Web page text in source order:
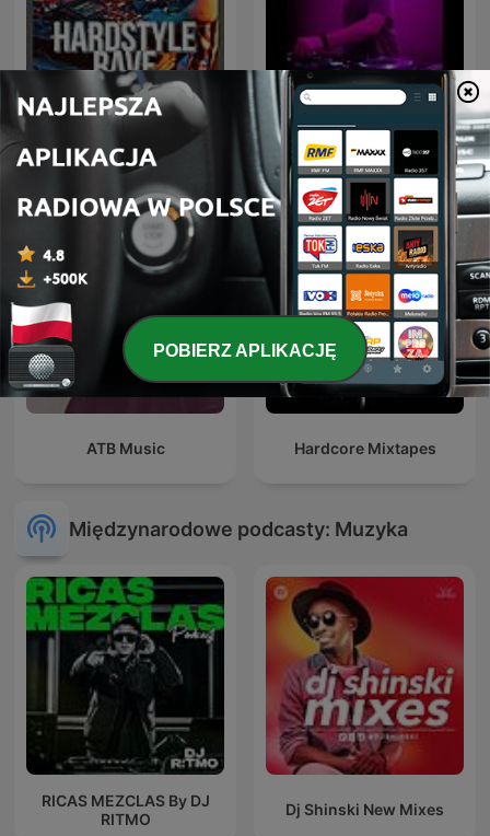
Hardstyle Rave - Monthly
Hardstyle Podcast
Drum & Bass Sessions
ATB Music Hardcore Mixtapes
Międzynarodowe podcasty: Muzyka
RICAS MEZCLAS By DJ
RITMO
Dj Shinski New Mixes
POBIERZ APLIKACJĘ